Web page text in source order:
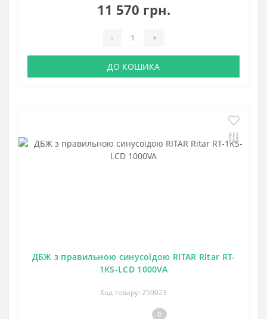
11 570 грн.
- +
ДО КОШИКА
ДБЖ з правильною синусоїдою RITAR Ritar RT-
1KS-LCD 1000VA
Код товару: 259023
0